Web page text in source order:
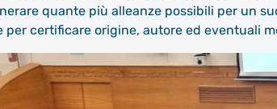
quante più alleanze possibili per un
certificare origine, autore ed eventuali